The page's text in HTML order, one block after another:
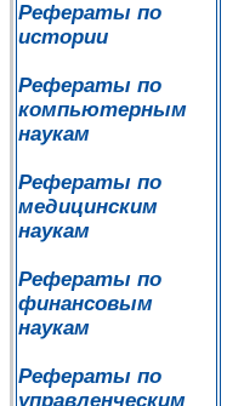
Рефераты по
истории
Рефераты по
компьютерным
наукам
Рефераты по
медицинским
наукам
Рефераты по
финансовым
наукам
Рефераты по
управленческим